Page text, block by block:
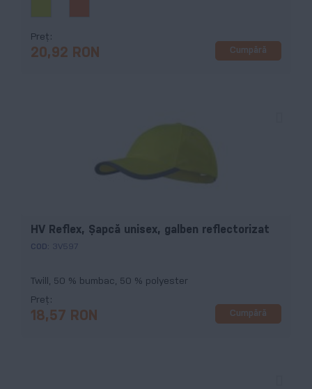
Preț
20,92 RON Cumpără
HV Reflex, Şapcă unisex, galben reflectorizat
COD: 3V597
Twill, 50 % bumbac, 50 % polyester
Preț
18,57 RON Cumpără